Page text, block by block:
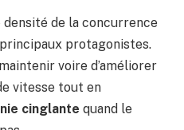
de la concurrence
protagonistes.
voire d’améliorer
vitesse tout en
cinglante quand le